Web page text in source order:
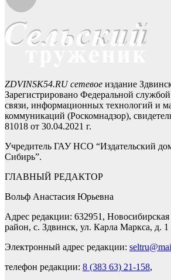
ZDVINSK54.RU сетевое издание
Зарегистрировано Федеральной
связи, информационных технологий и
коммуникаций (Роскомнадзор),
81018 от 30.04.2021 г.
Учредитель ГАУ НСО “Издательский
Сибирь”.
ГЛАВНЫЙ РЕДАКТОР
Вольф Анастасия Юрьевна
Адрес редакции: 632951,
район, с. Здвинск, ул. Карла Маркса, д. 1
Электронный адрес редакции:
телефон редакции: 8 (383 63) 21-158,